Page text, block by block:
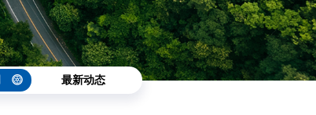
最新动态